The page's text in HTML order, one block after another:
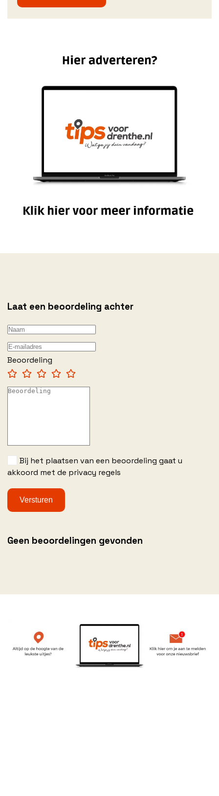
Geen beoordelingen gevonden
Laat een beoordeling achter
Beoordeling
Bij het plaatsen van een beoordeling gaat u
akkoord met de privacy regels